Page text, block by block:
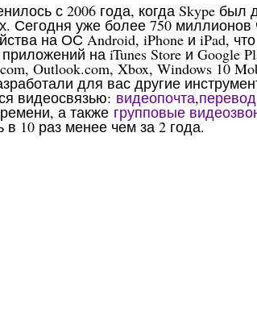
с 2006 года, когда Skype
Сегодня уже более 750 миллионов
на ОС Android, iPhone и iPad,
на iTunes Store и Google
Outlook.com, Xbox, Windows 10
для вас другие
видеосвязью: видеопочта,
а также групповые
в 10 раз менее чем за 2 года.